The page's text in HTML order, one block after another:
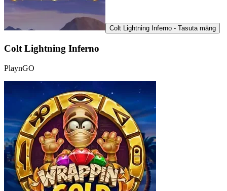
Colt Lightning Inferno - Tasuta mäng
Colt Lightning Inferno
PlaynGO